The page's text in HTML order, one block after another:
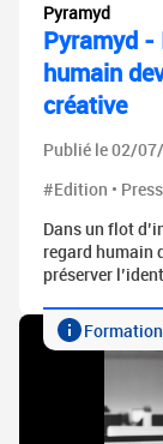
Pyramyd
Pyramyd -
humain
créative
Publié le 02/
#Edition •
Dans un flot
regard humain
préserver